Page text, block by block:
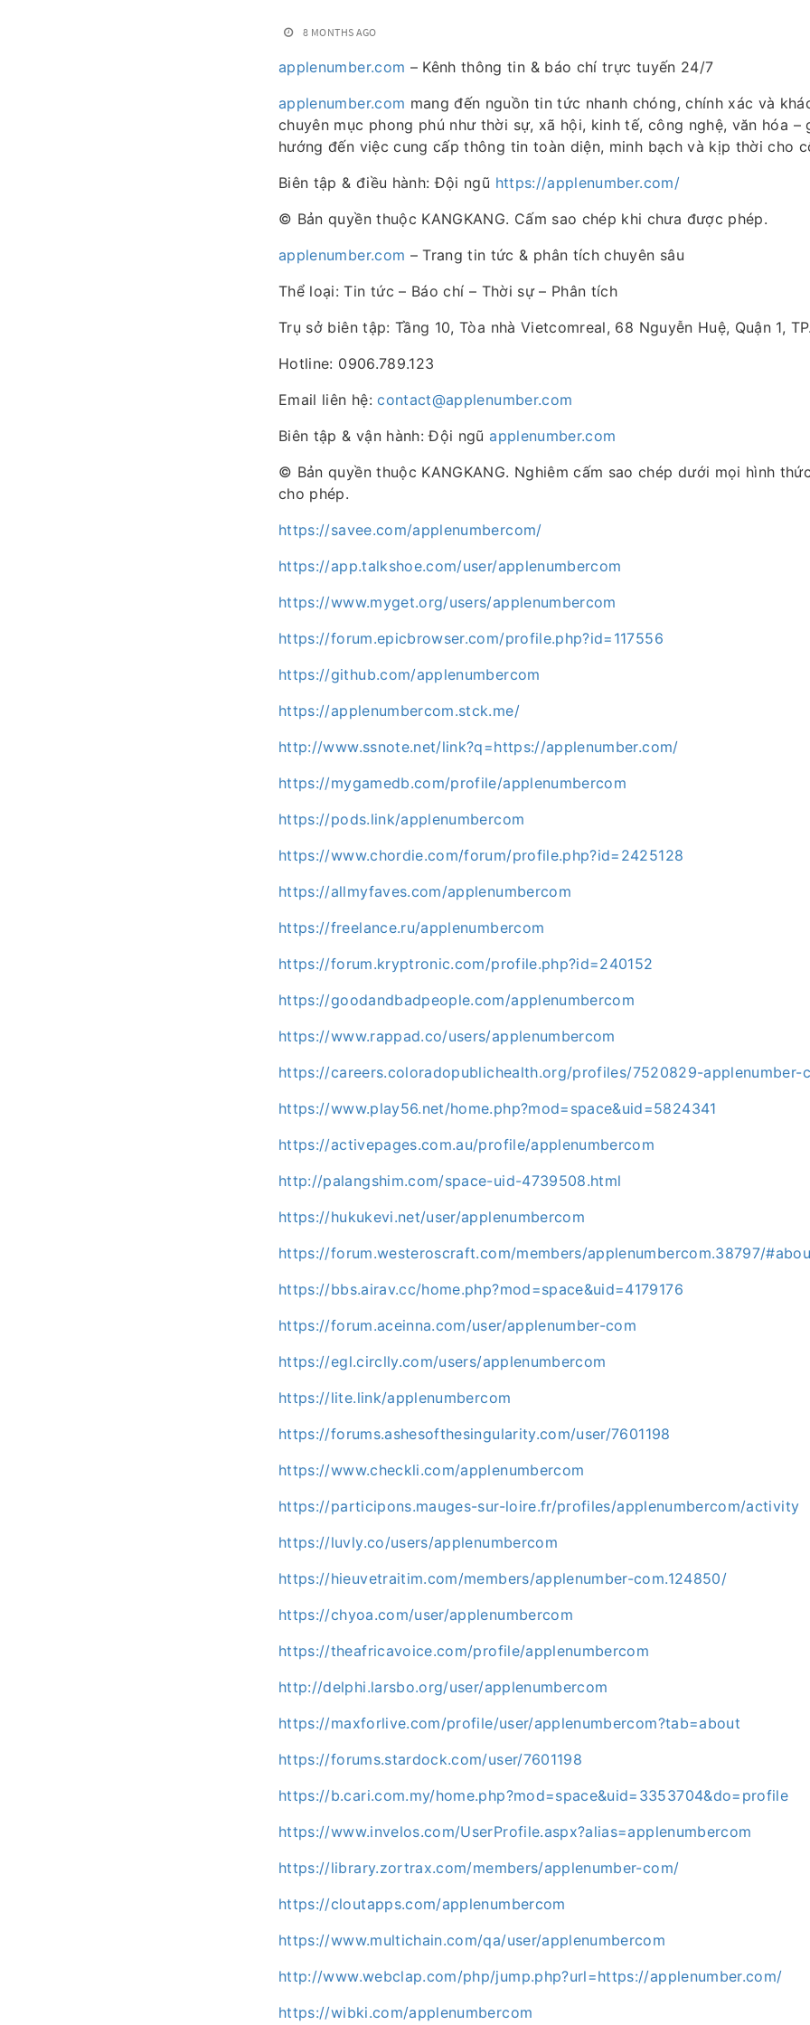
8 MONTHS AGO
applenumber.com – Kênh thông tin & báo chí trực tuyến 24/7
applenumber.com mang đến nguồn tin tức nhanh chóng, chính xác và
chuyên mục phong phú như thời sự, xã hội, kinh tế, công nghệ, văn hóa
hướng đến việc cung cấp thông tin toàn diện, minh bạch và kịp thời cho
Biên tập & điều hành: Đội ngũ https://applenumber.com/
© Bản quyền thuộc KANGKANG. Cấm sao chép khi chưa được phép.
applenumber.com – Trang tin tức & phân tích chuyên sâu
Thể loại: Tin tức – Báo chí – Thời sự – Phân tích
Trụ sở biên tập: Tầng 10, Tòa nhà Vietcomreal, 68 Nguyễn Huệ, Quận 1,
Hotline: 0906.789.123
Email liên hệ:contact@applenumber.com
Biên tập & vận hành: Đội ngũapplenumber.com
© Bản quyền thuộc KANGKANG. Nghiêm cấm sao chép dưới mọi hình
cho phép.
https://savee.com/applenumbercom/
https://app.talkshoe.com/user/applenumbercom
https://www.myget.org/users/applenumbercom
https://forum.epicbrowser.com/profile.php?id=117556
https://github.com/applenumbercom
https://applenumbercom.stck.me/
http://www.ssnote.net/link?q=https://applenumber.com/
https://mygamedb.com/profile/applenumbercom
https://pods.link/applenumbercom
https://www.chordie.com/forum/profile.php?id=2425128
https://allmyfaves.com/applenumbercom
https://freelance.ru/applenumbercom
https://forum.kryptronic.com/profile.php?id=240152
https://goodandbadpeople.com/applenumbercom
https://www.rappad.co/users/applenumbercom
https://careers.coloradopublichealth.org/profiles/7520829-applenumber-
https://www.play56.net/home.php?mod=space&uid=5824341
https://activepages.com.au/profile/applenumbercom
http://palangshim.com/space-uid-4739508.html
https://hukukevi.net/user/applenumbercom
https://forum.westeroscraft.com/members/applenumbercom.38797/
https://bbs.airav.cc/home.php?mod=space&uid=4179176
https://forum.aceinna.com/user/applenumber-com
https://egl.circlly.com/users/applenumbercom
https://lite.link/applenumbercom
https://forums.ashesofthesingularity.com/user/7601198
https://www.checkli.com/applenumbercom
https://participons.mauges-sur-loire.fr/profiles/applenumbercom/activity
https://luvly.co/users/applenumbercom
https://hieuvetraitim.com/members/applenumber-com.124850/
https://chyoa.com/user/applenumbercom
https://theafricavoice.com/profile/applenumbercom
http://delphi.larsbo.org/user/applenumbercom
https://maxforlive.com/profile/user/applenumbercom?tab=about
https://forums.stardock.com/user/7601198
https://b.cari.com.my/home.php?mod=space&uid=3353704&do=profile
https://www.invelos.com/UserProfile.aspx?alias=applenumbercom
https://library.zortrax.com/members/applenumber-com/
https://cloutapps.com/applenumbercom
https://www.multichain.com/qa/user/applenumbercom
http://www.webclap.com/php/jump.php?url=https://applenumber.com/
https://wibki.com/applenumbercom